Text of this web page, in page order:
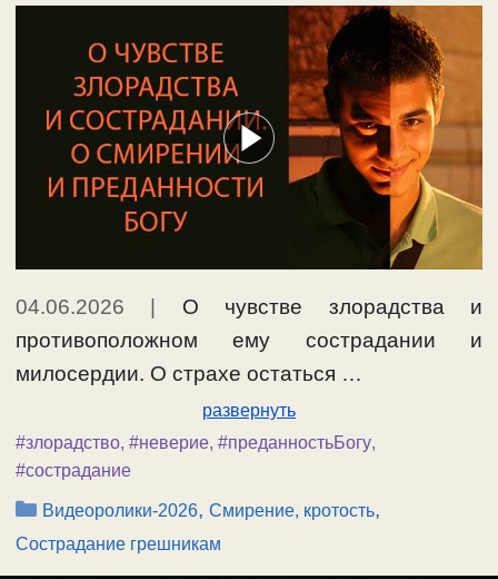
04.06.2026 | О чувстве злорадства и
противоположном ему сострадании и
милосердии. О страхе остаться …
развернуть
#злорадство, #неверие, #преданностьБогу,
#сострадание
Рубрики
Видеоролики-2026,Смирение, кротость,
Сострадание грешникам